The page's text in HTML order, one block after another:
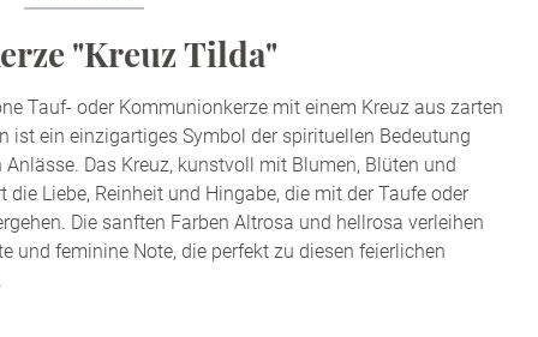
"Kreuz Tilda"
Tauf- oder Kommunionkerze mit einem Kreuz aus zarten
ist ein einzigartiges Symbol der spirituellen Bedeutung
Anlässe. Das Kreuz, kunstvoll mit Blumen, Blüten und
die Liebe, Reinheit und Hingabe, die mit der Taufe oder
Die sanften Farben Altrosa und hellrosa verleihen
und feminine Note, die perfekt zu diesen feierlichen